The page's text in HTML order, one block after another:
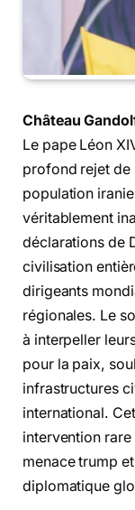
Château
Le pape Léon
profond rejet de
population
véritablement
déclarations de
civilisation
dirigeants
régionales. Le
à interpeller
pour la paix,
infrastructures
international.
intervention
menace trump
diplomatique